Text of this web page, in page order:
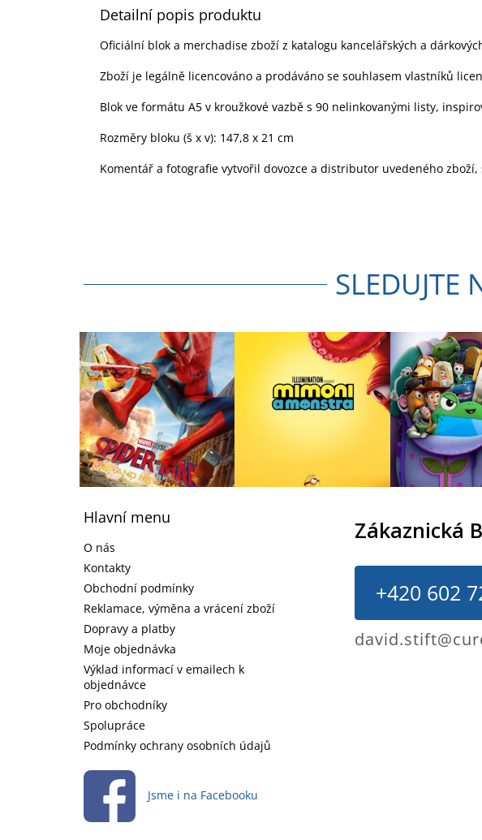
Detailní popis produktu
Oficiální blok a merchadise zboží z katalogu kancelářských a
Zboží je legálně licencováno a prodáváno se souhlasem vlastníků
Blok ve formátu A5 v kroužkové vazbě s 90 nelinkovanými listy,
Rozměry bloku (š x v): 147,8 x 21 cm
Komentář a fotografie vytvořil dovozce a distributor uvedeného
SLEDUJTE
Hlavní menu
O nás
Kontakty
Obchodní podmínky
Reklamace, výměna a vrácení zboží
Dopravy a platby
Moje objednávka
Výklad informací v emailech k
objednávce
Pro obchodníky
Spolupráce
Podmínky ochrany osobních údajů
Jsme i na Facebooku
Zákaznická
+420 602